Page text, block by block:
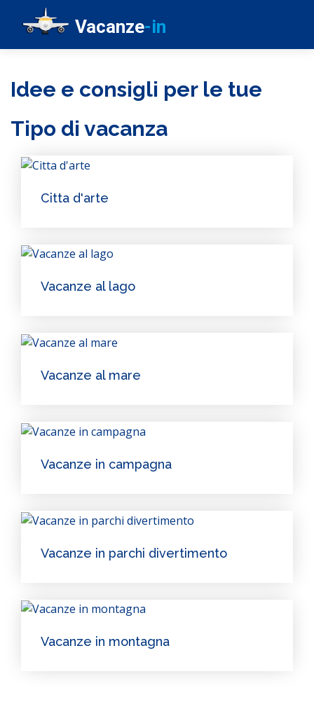
Vacanze-in
Idee e consigli per le tue
Tipo di vacanza
Citta d'arte
Vacanze al lago
Vacanze al mare
Vacanze in campagna
Vacanze in parchi divertimento
Vacanze in montagna